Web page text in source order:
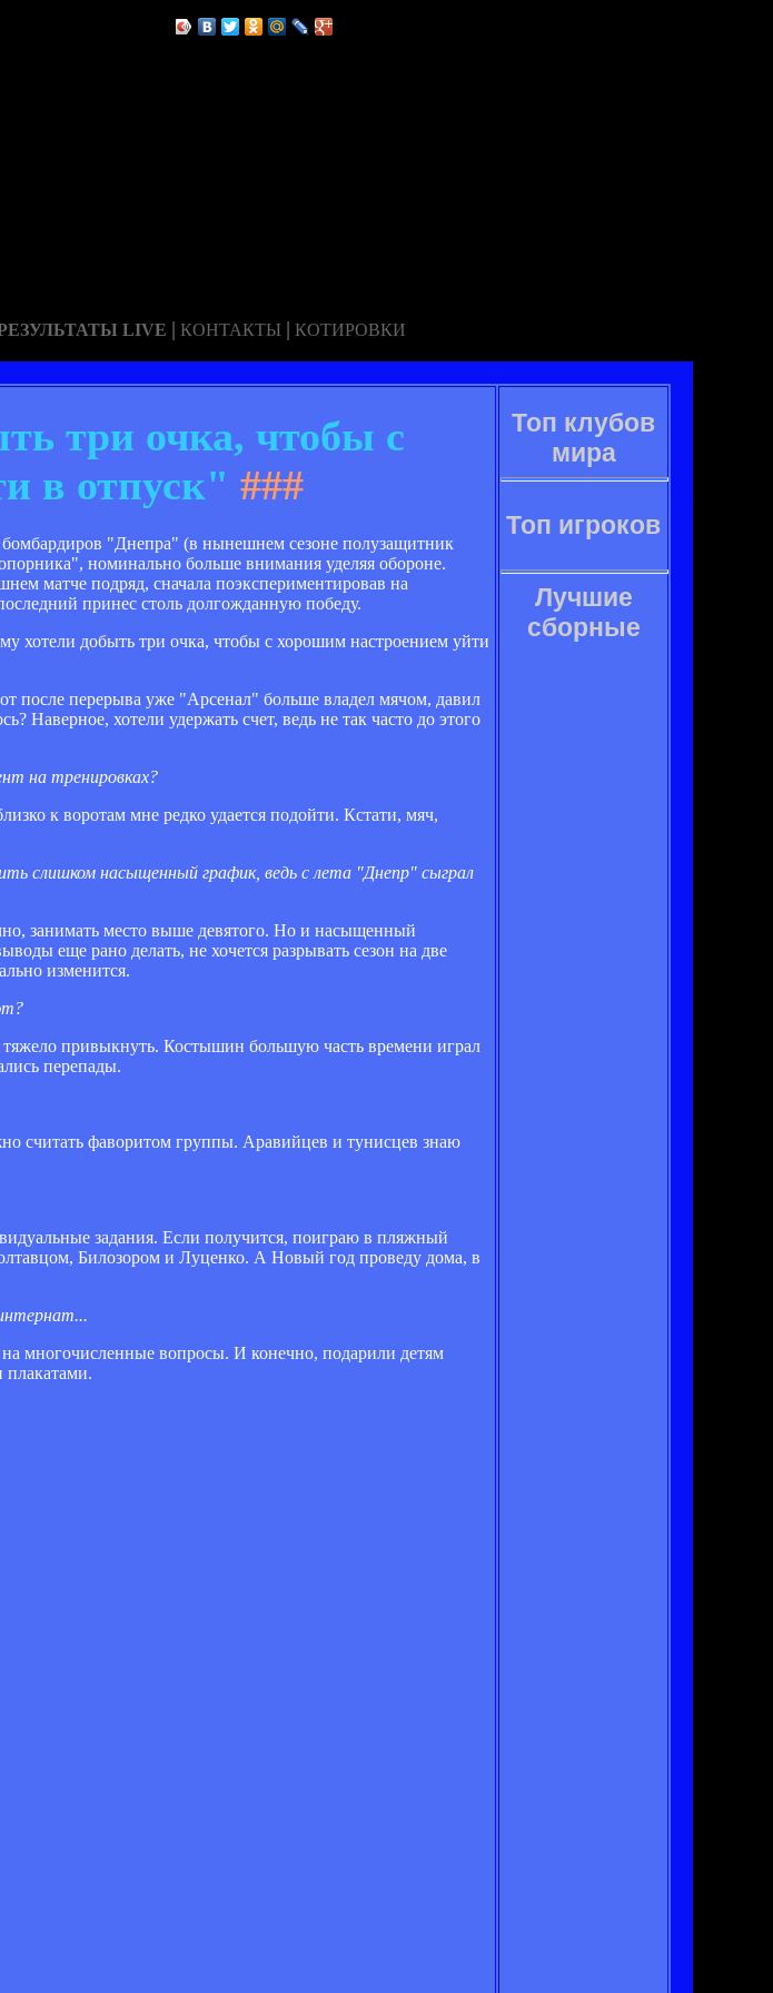
LIVE | КОНТАКТЫ | КОТИРОВКИ
три очка, чтобы с
в отпуск" ###
"Днепра" (в нынешнем сезоне полузащитник
номинально больше внимания уделяя обороне.
матче подряд, сначала поэкспериментировав на
принес столь долгожданную победу.
хотели добыть три очка, чтобы с хорошим настроением уйти
после перерыва уже "Арсенал" больше владел мячом, давил
Наверное, хотели удержать счет, ведь не так часто до этого
на тренировках?
к воротам мне редко удается подойти. Кстати, мяч,
слишком насыщенный график, ведь с лета "Днепр" сыграл
занимать место выше девятого. Но и насыщенный
еще рано делать, не хочется разрывать сезон на две
изменится.
привыкнуть. Костышин большую часть времени играл
перепады.
считать фаворитом группы. Аравийцев и тунисцев знаю
задания. Если получится, поиграю в пляжный
Билозором и Луценко. А Новый год проведу дома, в
многочисленные вопросы. И конечно, подарили детям
Топ клубов
мира
Топ игроков
Лучшие
сборные